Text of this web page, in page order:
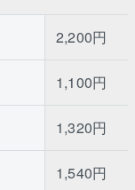
2,200円
1,100円
1,320円
1,540円